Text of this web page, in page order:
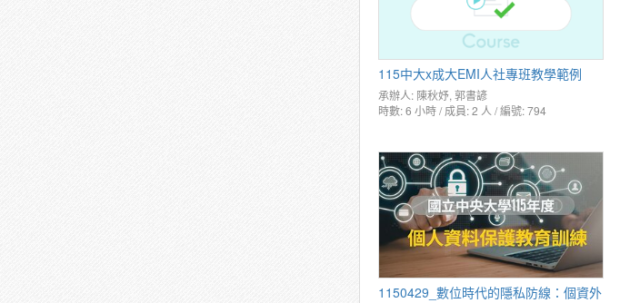
115中大x成大EMI人社專班教學範例
承辦人: 陳秋妤, 郭書諺
時數: 6 小時 / 成員: 2 人 / 編號: 794
1150429_數位時代的隱私防線：個資外